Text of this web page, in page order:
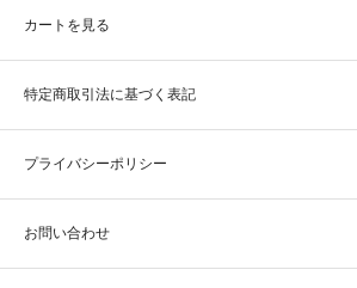
カートを見る
特定商取引法に基づく表記
プライバシーポリシー
お問い合わせ